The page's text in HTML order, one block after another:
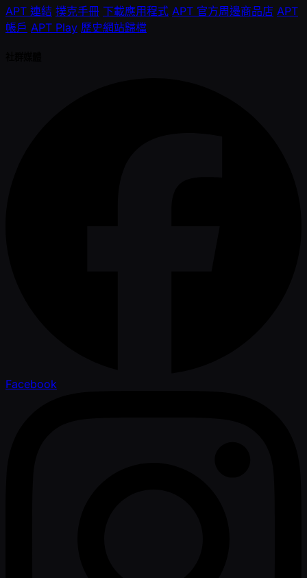
APT 連結 撲克手冊 下載應用程式 APT 官方周邊商品店 APT
帳戶 APT Play 歷史網站歸檔
Facebook